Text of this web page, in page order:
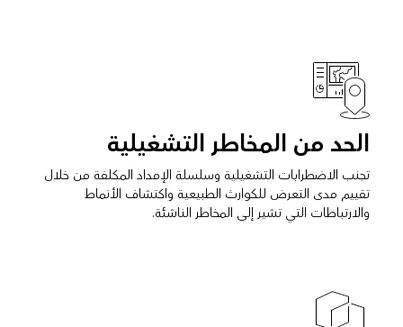
الحد من المخاطر التشغيلية
تجنب الاضطرابات التشغيلية وسلسلة الإمداد المكلفة من خلال
تقييم مدى التعرض للكوارث الطبيعية واكتشاف الأنماط
والارتباطات التي تشير إلى المخاطر الناشئة.